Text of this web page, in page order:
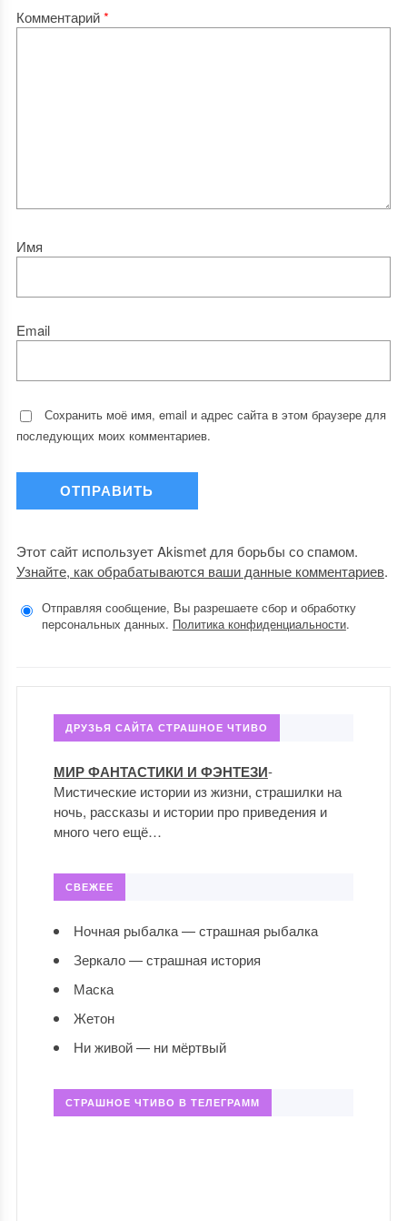
Комментарий*
Имя
Email
Сохранить моё имя, email и адрес сайта в этом браузере для
последующих моих комментариев.
Этот сайт использует Akismet для борьбы со спамом.
Узнайте, как обрабатываются ваши данные комментариев.
Отправляя сообщение, Вы разрешаете сбор и обработку
персональных данных. Политика конфиденциальности.
ДРУЗЬЯ САЙТА СТРАШНОЕ ЧТИВО
МИР ФАНТАСТИКИ И ФЭНТЕЗИ-
Мистические истории из жизни, страшилки на
ночь, рассказы и истории про приведения и
много чего ещё…
СВЕЖЕЕ
Ночная рыбалка — страшная рыбалка
Зеркало — страшная история
Маска
Жетон
Ни живой — ни мёртвый
СТРАШНОЕ ЧТИВО В ТЕЛЕГРАММ